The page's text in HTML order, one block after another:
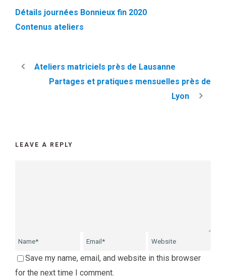
Détails journées Bonnieux fin 2020
Contenus ateliers
Ateliers matriciels près de Lausanne
Partages et pratiques mensuelles près de
Lyon
LEAVE A REPLY
Save my name, email, and website in this browser
for the next time I comment.